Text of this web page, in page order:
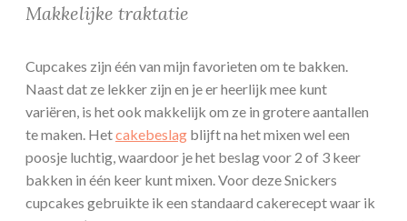
Makkelijke traktatie
Cupcakes zijn één van mijn favorieten om te bakken.
Naast dat ze lekker zijn en je er heerlijk mee kunt
variëren, is het ook makkelijk om ze in grotere aantallen
te maken. Hetcakebeslag blijft na het mixen wel een
poosje luchtig, waardoor je het beslag voor 2 of 3 keer
bakken in één keer kunt mixen. Voor deze Snickers
cupcakes gebruikte ik een standaard cakerecept waar ik